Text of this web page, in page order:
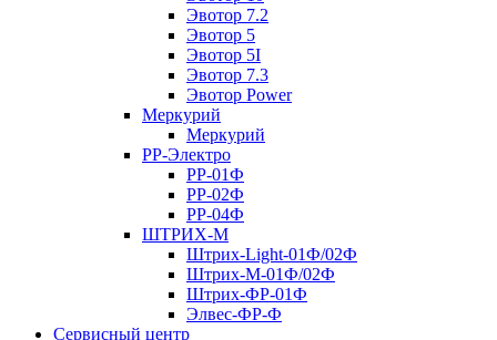
Эвотор 7.2
Эвотор 5
Эвотор 5I
Эвотор 7.3
Эвотор Power
Меркурий
Меркурий
РР-Электро
РР-01Ф
РР-02Ф
РР-04Ф
ШТРИХ-М
Штрих-Light-01Ф/02Ф
Штрих-М-01Ф/02Ф
Штрих-ФР-01Ф
Элвес-ФР-Ф
Сервисный центр